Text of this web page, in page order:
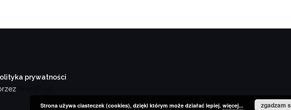
prywatności
Strona używa ciasteczek (cookies), dzięki którym może działać lepiej. więcej... zgadzam